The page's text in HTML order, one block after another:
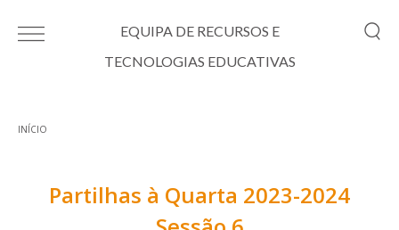
EQUIPA DE RECURSOS E
TECNOLOGIAS EDUCATIVAS
INÍCIO
Partilhas à Quarta 2023-2024